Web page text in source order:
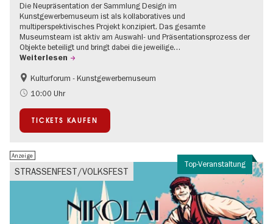
Die Neupräsentation der Sammlung Design im
Kunstgewerbemuseum ist als kollaboratives und
multiperspektivisches Projekt konzipiert. Das gesamte
Museumsteam ist aktiv am Auswahl- und Präsentationsprozess der
Objekte beteiligt und bringt dabei die jeweilige…
Weiterlesen
Mode und Design
Kulturforum - Kunstgewerbemuseum
10:00 Uhr
TICKETS KAUFEN
Top-Veranstaltung
STRASSENFEST/VOLKSFEST
Anzeige